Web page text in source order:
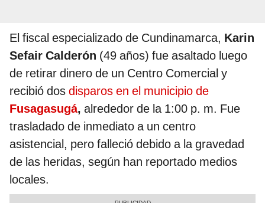
El fiscal especializado de Cundinamarca, Karin
Sefair Calderón (49 años) fue asaltado luego
de retirar dinero de un Centro Comercial y
recibió dos disparos en el municipio de
Fusagasugá, alrededor de la 1:00 p. m. Fue
trasladado de inmediato a un centro
asistencial, pero falleció debido a la gravedad
de las heridas, según han reportado medios
locales.